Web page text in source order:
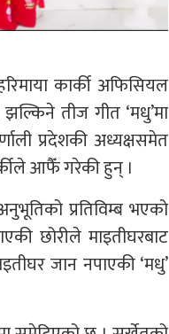
कार्की अफिसियल
तीज गीत ‘मधु’मा
प्रदेशकी अध्यक्षसमेत
आफैँ गरेकी हुन् ।
प्रतिविम्ब भएको
छोरीले माइतीघरबाट
जान नपाएकी ‘मधु’